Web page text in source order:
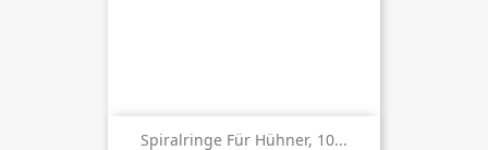
Spiralringe Für Hühner, 10...